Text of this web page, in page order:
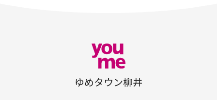
ゆめタウン柳井